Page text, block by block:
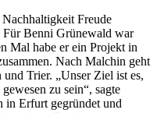
Nachhaltigkeit Freude
Für Benni Grünewald war
Mal habe er ein Projekt in
Nach Malchin geht
Trier. „Unser Ziel ist es,
zu sein“, sagte
in Erfurt gegründet und